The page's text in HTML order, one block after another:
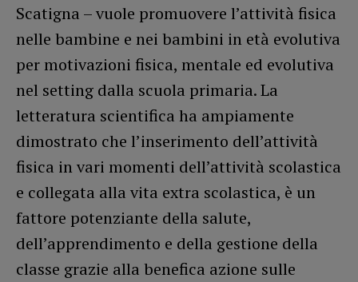
Scatigna – vuole promuovere l’attività fisica
nelle bambine e nei bambini in età evolutiva
per motivazioni fisica, mentale ed evolutiva
nel setting dalla scuola primaria. La
letteratura scientifica ha ampiamente
dimostrato che l’inserimento dell’attività
fisica in vari momenti dell’attività scolastica
e collegata alla vita extra scolastica, è un
fattore potenziante della salute,
dell’apprendimento e della gestione della
classe grazie alla benefica azione sulle